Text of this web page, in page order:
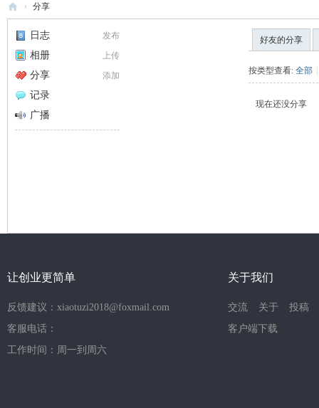
白
码
› 分享
发布
日志
上传
相册
添加
分享
记录
广播
好友的分享
按类型查看: 全部 |
现在还没分享
让创业更简单
反馈建议：xiaotuzi2018@foxmail.com
客服电话：
工作时间：周一到周六
关于我们
交流 关于
投稿
客户端下载